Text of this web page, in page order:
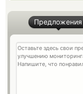
Предложения